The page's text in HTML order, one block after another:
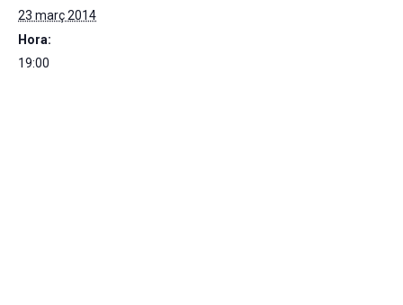
23 març 2014
Hora:
19:00